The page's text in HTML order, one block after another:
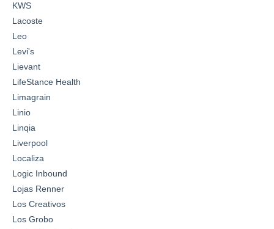
KWS
Lacoste
Leo
Levi's
Lievant
LifeStance Health
Limagrain
Linio
Linqia
Liverpool
Localiza
Logic Inbound
Lojas Renner
Los Creativos
Los Grobo